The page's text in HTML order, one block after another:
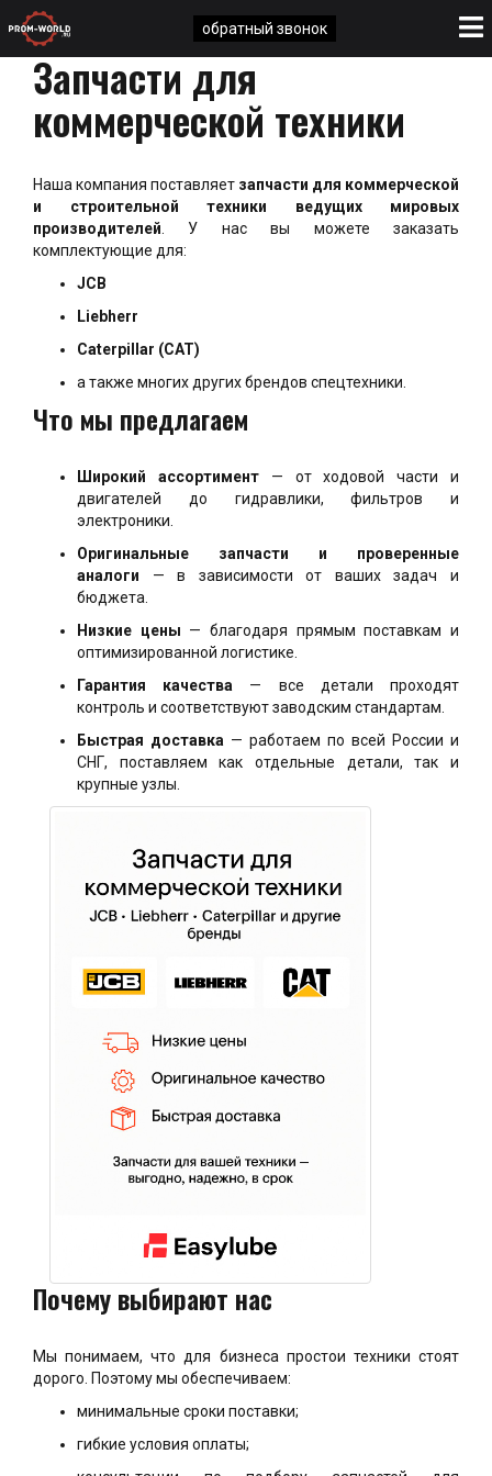
Запчасти для
коммерческой техники
Наша компания поставляет запчасти для коммерческой
и строительной техники ведущих мировых
производителей . У нас вы можете заказать
комплектующие для:
JCB
Liebherr
Caterpillar (CAT)
а также многих других брендов спецтехники.
Что мы предлагаем
Широкий ассортимент— от ходовой части и
двигателей до гидравлики, фильтров и
электроники.
Оригинальные запчасти и проверенные
аналоги — в зависимости от ваших задач и
бюджета.
Низкие цены — благодаря прямым поставкам и
оптимизированной логистике.
Гарантия качества — все детали проходят
контроль и соответствуют заводским стандартам.
Быстрая доставка — работаем по всей России и
СНГ, поставляем как отдельные детали, так и
крупные узлы.
Почему выбирают нас
Мы понимаем, что для бизнеса простои техники стоят
дорого. Поэтому мы обеспечиваем:
минимальные сроки поставки;
гибкие условия оплаты;
обратный звонок